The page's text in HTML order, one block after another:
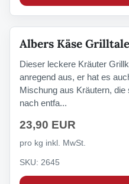
Albers Käse
Dieser leckere Kräuter
anregend aus, er hat es
Mischung aus Kräutern,
nach entfa...
23,90 EUR
pro kg inkl. MwSt.
SKU: 2645